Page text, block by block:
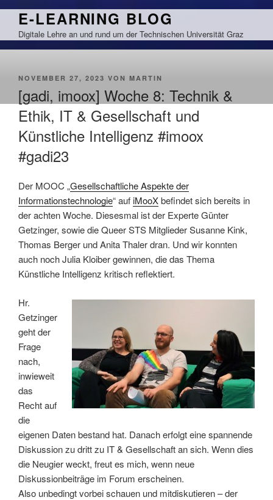
Zum
springen
E-LEARNING BLOG
Digitale Lehre an und rund um der Technischen Universität Graz
VERÖFFENTLICHT
NOVEMBER 27, 2023 VON MARTIN
[gadi, imoox] Woche 8: Technik &
Ethik, IT & Gesellschaft und
Künstliche Intelligenz #imoox
#gadi23
Der MOOC „Gesellschaftliche Aspekte der
Informationstechnologie“ aufiMooXbefindet sich bereits in
der achten Woche. Diesesmal ist der Experte Günter
Getzinger, sowie die Queer STS Mitglieder Susanne Kink,
Thomas Berger und Anita Thaler dran. Und wir konnten
auch noch Julia Kloiber gewinnen, die das Thema
Künstliche Intelligenz kritisch reflektiert.
Hr.
Getzinger
geht der
Frage
nach,
inwieweit
das
Recht auf
die
eigenen Daten bestand hat. Danach erfolgt eine spannende
Diskussion zu dritt zu IT & Gesellschaft an sich. Wenn dies
die Neugier weckt, freut es mich, wenn neue
Diskussionbeiträge im Forum erscheinen.
Also unbedingt vorbei schauen und mitdiskutieren – der